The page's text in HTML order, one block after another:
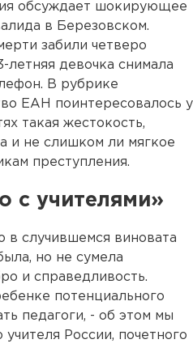
обсуждает шокирующее
в Березовском.
забили четверо
летняя девочка снимала
В рубрике
ЕАН поинтересовалось у
такая жестокость,
и не слишком ли мягкое
преступления.
с учителями»
в случившемся виновата
но не сумела
и справедливость.
потенциального
педагоги, - об этом мы
России, почетного